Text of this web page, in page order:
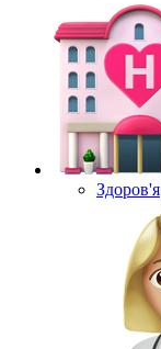
Здоров'я